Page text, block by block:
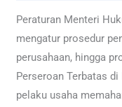
Peraturan Menteri
mengatur prosedur
perusahaan, hingga
Perseroan Terbatas
pelaku usaha